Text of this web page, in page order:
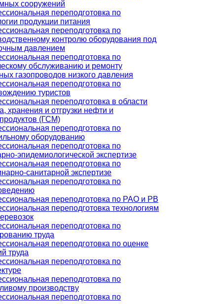
сооружений
переподготовка по
продукции питания
переподготовка по
контролю оборудования под
давлением
переподготовка по
обслуживанию и ремонту
газопроводов низкого давления
переподготовка по
туристов
переподготовка в области
хранения и отгрузки нефти и
(ГСМ)
переподготовка по
оборудованию
переподготовка по
эпидемиологической экспертизе
переподготовка по
санитарной экспертизе
переподготовка по
переподготовка по РАО и РВ
переподготовка технологиям
переподготовка по
труда
переподготовка по оценке
труда
переподготовка по
переподготовка по
производству
переподготовка по